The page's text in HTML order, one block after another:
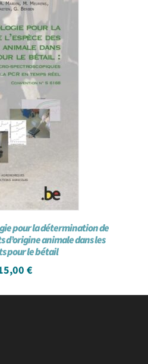
pour la détermination de
d’origine animale dans les
pour le bétail
€